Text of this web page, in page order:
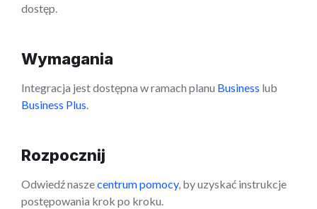
dostęp.
Wymagania
Integracja jest dostępna w ramach planu Business lub
Business Plus
Rozpocznij
Odwiedź naszecentrum pomocy, by uzyskać instrukcje
postępowania krok po kroku.